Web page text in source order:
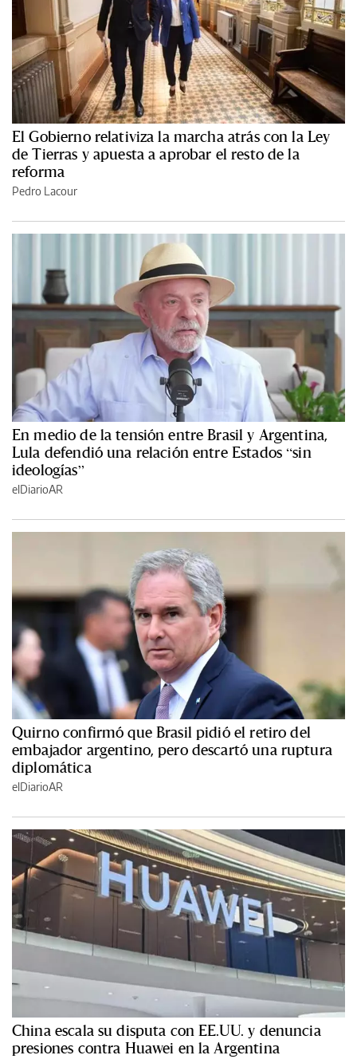
El Gobierno relativiza la marcha atrás con la Ley
de Tierras y apuesta a aprobar el resto de la
reforma
Pedro Lacour
En medio de la tensión entre Brasil y Argentina,
Lula defendió una relación entre Estados “sin
ideologías”
elDiarioAR
Quirno confirmó que Brasil pidió el retiro del
embajador argentino, pero descartó una ruptura
diplomática
elDiarioAR
China escala su disputa con EE.UU. y denuncia
presiones contra Huawei en la Argentina